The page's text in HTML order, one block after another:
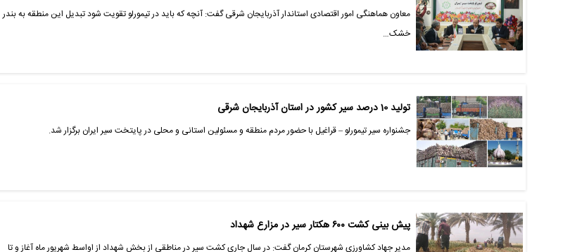
معاون هماهنگی امور اقتصادی استاندار آذربایجان شرقی گفت: آنچه که باید در تیمورلو تقویت شود تبدیل این منطقه به بندر
خشک…
تولید 10 درصد سیر کشور در استان آذربایجان شرقی
جشنواره سیر تیمورلو – قراغیل با حضور مردم منطقه و مسئولین استانی و محلی در پایتخت سیر ایران برگزار شد.
پیش بینی کشت ۶۰۰ هکتار سیر در مزارع شهداد
مدیر جهاد کشاورزی شهرستان کرمان گفت: در سال جاری کشت سیر در مناطقی از بخش شهداد از اواسط شهریور ماه آغاز و تا